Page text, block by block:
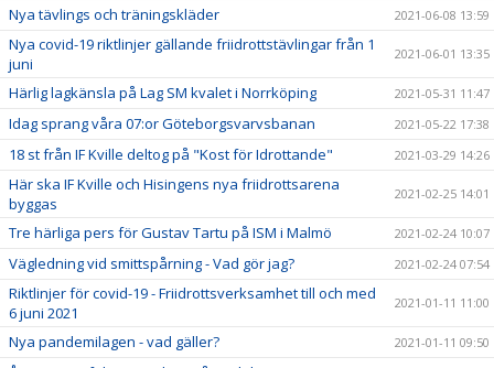
Nya tävlings och träningskläder 2021-06-08 13:59
Nya covid-19 riktlinjer gällande friidrottstävlingar från 1
juni
2021-06-01 13:35
Härlig lagkänsla på Lag SM kvalet i Norrköping 2021-05-31 11:47
Idag sprang våra 07:or Göteborgsvarvsbanan 2021-05-22 17:38
18 st från IF Kville deltog på "Kost för Idrottande" 2021-03-29 14:26
Här ska IF Kville och Hisingens nya friidrottsarena
byggas
2021-02-25 14:01
Tre härliga pers för Gustav Tartu på ISM i Malmö 2021-02-24 10:07
Vägledning vid smittspårning - Vad gör jag? 2021-02-24 07:54
Riktlinjer för covid-19 - Friidrottsverksamhet till och med
6 juni 2021
2021-01-11 11:00
Nya pandemilagen - vad gäller? 2021-01-11 09:50